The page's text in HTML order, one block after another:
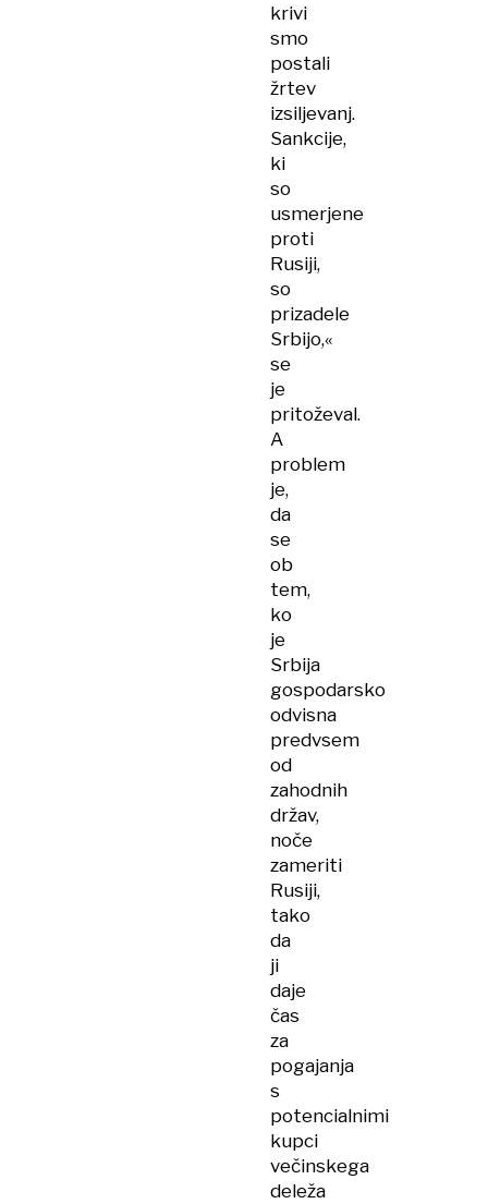
krivi
smo
postali
žrtev
izsiljevanj.
Sankcije,
ki
so
usmerjene
proti
Rusiji,
so
prizadele
Srbijo,«
se
je
pritoževal.
A
problem
je,
da
se
ob
tem,
ko
je
Srbija
gospodarsko
odvisna
predvsem
od
zahodnih
držav,
noče
zameriti
Rusiji,
tako
da
ji
daje
čas
za
pogajanja
s
potencialnimi
kupci
večinskega
deleža